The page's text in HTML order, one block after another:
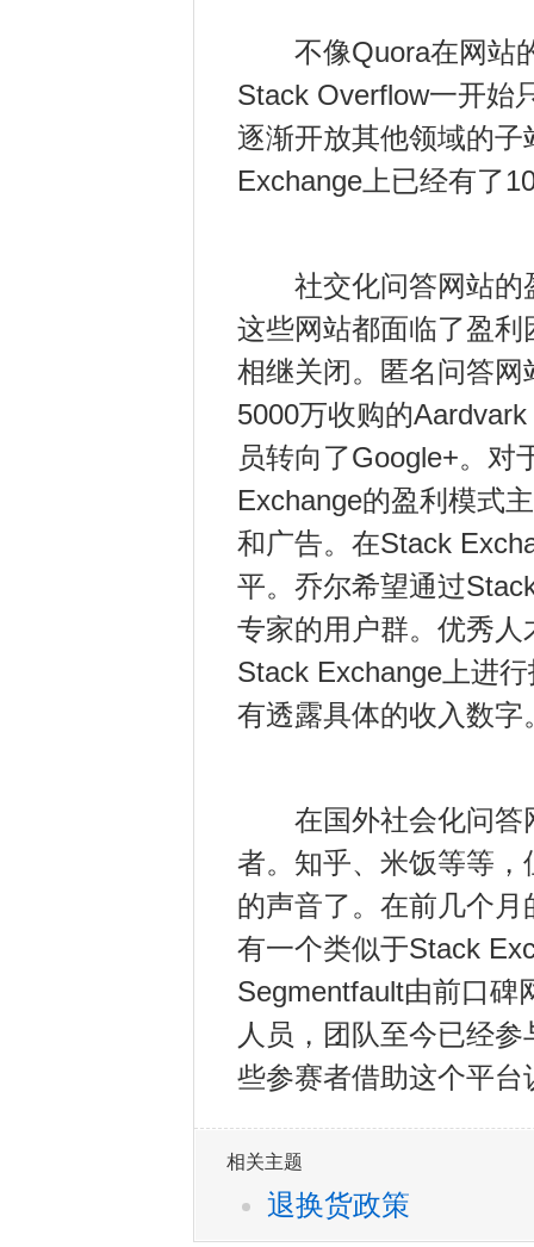
不像Quora在网站的
Stack Overflow一开始
逐渐开放其他领域的
Exchange上已经有了
社交化问答网站的
这些网站都面临了盈
相继关闭。匿名问答
5000万收购的
员转向了Google+。对
Exchange的盈利模式
和广告。在Stack
平。乔尔希望通过
专家的用户群。优秀
Stack Exchange上进
有透露具体的收入数字
在国外社会化问答
者。知乎、米饭等等
的声音了。在前几个
有一个类似于Stack
Segmentfault由前口碑
人员，团队至今已经
些参赛者借助这个平
相关主题
退换货政策